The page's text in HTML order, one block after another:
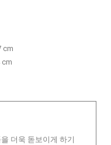
cm
cm
더욱 돋보이게 하기